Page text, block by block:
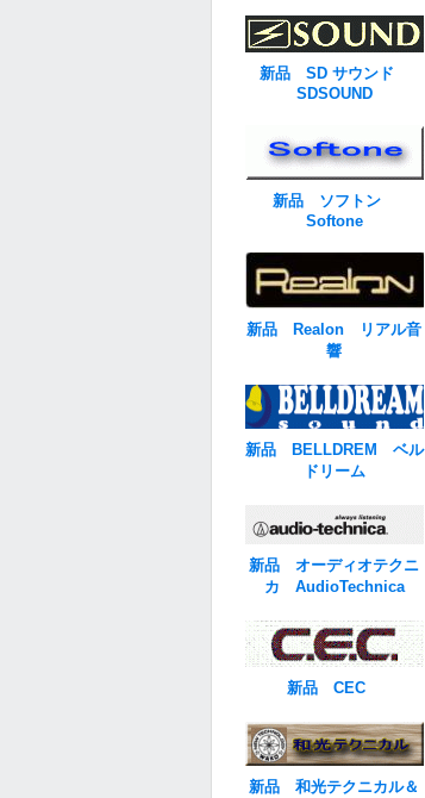
新品 SD サウンド
SDSOUND
新品 ソフトン
Softone
新品 Realon リアル音
響
新品 BELLDREM ベル
ドリーム
新品 オーディオテクニ
カ AudioTechnica
新品 CEC
新品 和光テクニカル＆